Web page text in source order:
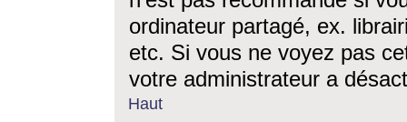
ordinateur partagé, ex.
etc. Si vous ne voyez pas
votre administrateur a
Haut